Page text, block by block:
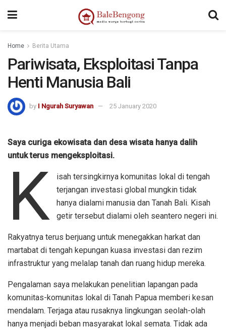
Home Berita Utama
Pariwisata, Eksploitasi Tanpa
Henti Manusia Bali
by I Ngurah Suryawan 25 January 2020
Saya curiga ekowisata dan desa wisata hanya dalih
untuk terus mengeksploitasi.
K
isah tersingkirnya komunitas lokal di tengah
terjangan investasi global mungkin tidak
hanya dialami manusia dan Tanah Bali. Kisah
getir tersebut dialami oleh seantero negeri ini.
Rakyatnya terus berjuang untuk menegakkan harkat dan
martabat di tengah kepungan kuasa investasi dan rezim
infrastruktur yang melalap tanah dan ruang hidup mereka.
Pengalaman saya melakukan penelitian lapangan pada
komunitas-komunitas lokal di Tanah Papua memberi kesan
mendalam. Terjaga atau rusaknya lingkungan seolah-olah
hanya menjadi beban masyarakat lokal semata. Tidak ada